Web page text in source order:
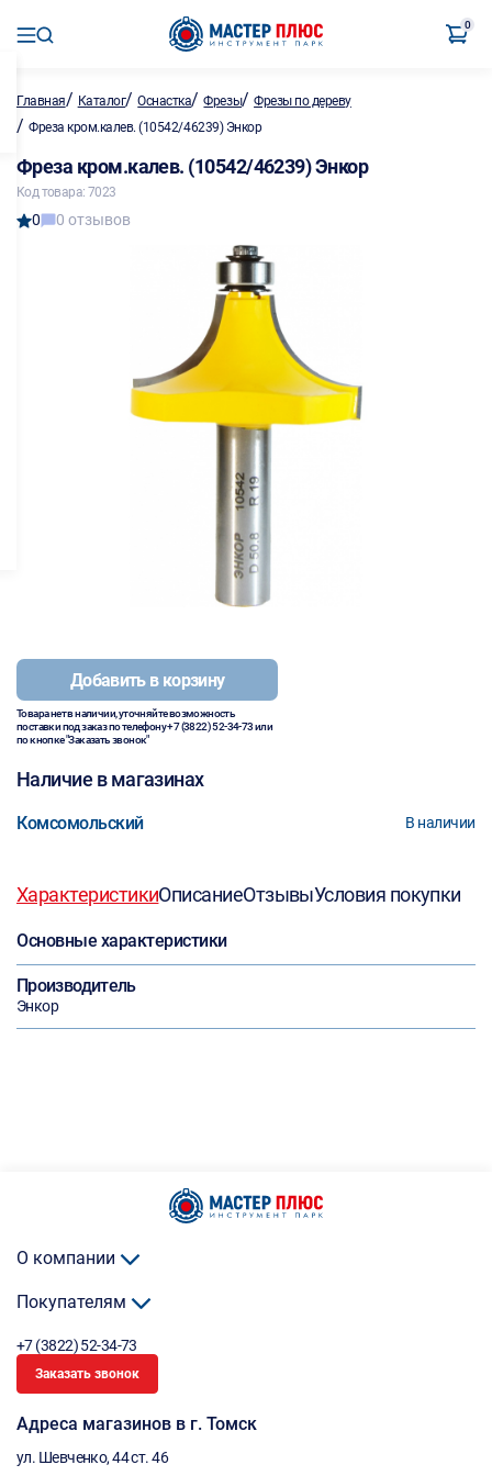
0
Главная/ Каталог/Оснастка/Фрезы/Фрезы по дереву
/ Фреза кром.калев. (10542/46239) Энкор
Фреза кром.калев. (10542/46239) Энкор
Код товара: 7023
0 0 отзывов
Добавить в корзину
Товара нет в наличии, уточняйте возможность
поставки под заказ по телефону+7 (3822) 52-34-73или
по кнопке "Заказать звонок"
Наличие в магазинах
Комсомольский В наличии
ХарактеристикиОписаниеОтзывыУсловия покупки
Основные характеристики
Производитель
Энкор
О компании
Покупателям
+7 (3822) 52-34-73
Заказать звонок
Адреса магазинов в г. Томск
ул. Шевченко, 44 ст. 46